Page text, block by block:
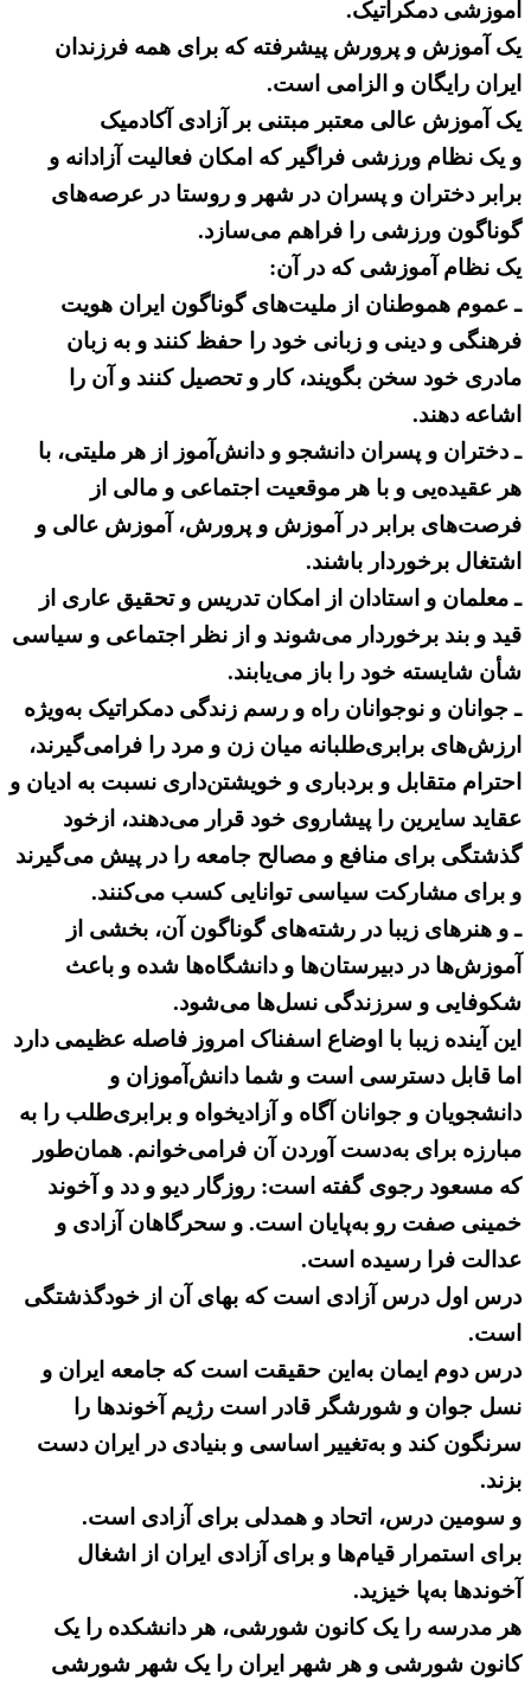
آموزشی دمکراتیک.
یک آموزش‌ و پرورش پیشرفته که برای همه فرزندان
ایران رایگان و الزامی است.
یک آموزش عالی معتبر مبتنی بر آزادی آکادمیک
و یک نظام ورزشی فراگیر که امکان فعالیت آزادانه و
برابر دختران و پسران در شهر و روستا در عرصه‌های
گوناگون ورزشی را فراهم می‌سازد.
یک نظام آموزشی که در آن:
ـ عموم هموطنان از ملیت‌های گوناگون ایران هویت
فرهنگی و دینی و زبانی خود را حفظ کنند و به زبان
مادری خود سخن بگویند، کار و تحصیل کنند و آن را
اشاعه دهند.
ـ‌ دختران و پسران دانشجو و دانش‌‌آموز از هر ملیتی، با
هر عقیده‌یی و با هر موقعیت اجتماعی و مالی از
فرصت‌های برابر در آموزش‌ و پرورش، آموزش عالی و
اشتغال برخوردار باشند.
ـ معلمان و استادان از امکان تدریس و تحقیق عاری از
قید و بند برخوردار می‌شوند و از نظر اجتماعی و سیاسی
شأن شایسته خود را باز می‌یابند.
ـ جوانان و نوجوانان راه و رسم زندگی دمکراتیک به‌‌ویژه
ارزش‌های برابری‌طلبانه میان زن و مرد را فرامی‌گیرند،
احترام متقابل و بردباری و خویشتن‌داری نسبت به ‌ادیان و
عقاید سایرین را پیشاروی خود قرار می‌دهند، ازخود
گذشتگی برای منافع و مصالح جامعه را در پیش می‌گیرند
و برای مشارکت سیاسی توانایی کسب می‌کنند.
ـ و هنرهای زیبا در رشته‌های گوناگون آن، بخشی از
آموزش‌ها در دبیرستان‌ها و دانشگاه‌ها شده و باعث
‌شکوفایی و سرزندگی نسل‌ها می‌شود.
این آینده زیبا با اوضاع اسفناک امروز فاصله عظیمی دارد
اما قابل دسترسی است و شما دانش‌آموزان و
دانشجویان و جوانان آگاه و آزادیخواه و برابری‌طلب را به
‌مبارزه برای به‌دست آوردن آن فرامی‌خوانم. همان‌طور
که مسعود رجوی گفته است:‌ روزگار دیو و دد و آخوند
خمینی‌ صفت رو به‌پایان است. و سحرگاهان آزادی و
عدالت فرا رسیده است.
درس اول درس آزادی است که بهای آن از خودگذشتگی
است.
درس دوم ایمان به‌این حقیقت است که جامعه ایران و
نسل جوان و شورشگر قادر است رژیم آخوندها را
سرنگون کند و به‌تغییر اساسی و بنیادی در ایران دست
بزند.
و سومین درس، اتحاد و همدلی برای آزادی است.
برای استمرار قیام‌ها و برای آزادی ایران از اشغال
آخوندها به‌پا خیزید.
هر مدرسه را یک کانون شورشی، هر دانشکده را یک
کانون شورشی و هر شهر ایران را یک شهر شورشی